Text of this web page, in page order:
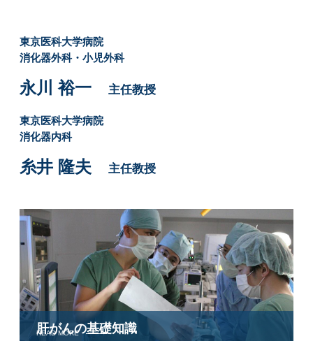
東京医科大学病院
消化器外科・小児外科
永川 裕一 主任教授
東京医科大学病院
消化器内科
糸井 隆夫 主任教授
肝がんの基礎知識
READ MORE